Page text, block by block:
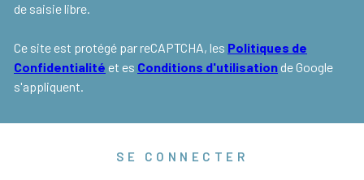
de saisie libre.
Ce site est protégé par reCAPTCHA, les Politiques de
Confidentialité et es Conditions d'utilisation de Google
s'appliquent.
SE CONNECTER